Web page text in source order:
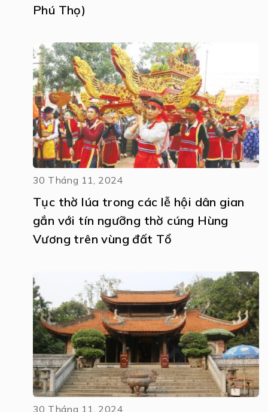
Phú Thọ)
30 Tháng 11, 2024
Tục thờ lúa trong các lễ hội dân gian
gắn với tín ngưỡng thờ cúng Hùng
Vương trên vùng đất Tổ
30 Tháng 11, 2024